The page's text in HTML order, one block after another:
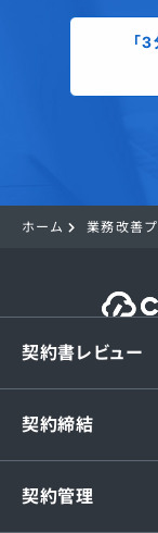
「
ホーム 業務改善
契約書レビュー
契約締結
契約管理